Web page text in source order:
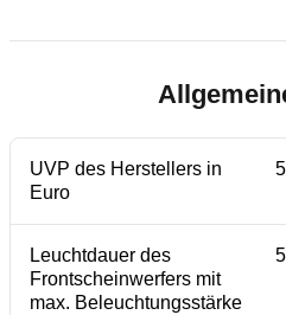
UVP des Herstellers in
Euro
Leuchtdauer des
Frontscheinwerfers mit
max. Beleuchtungsstärke